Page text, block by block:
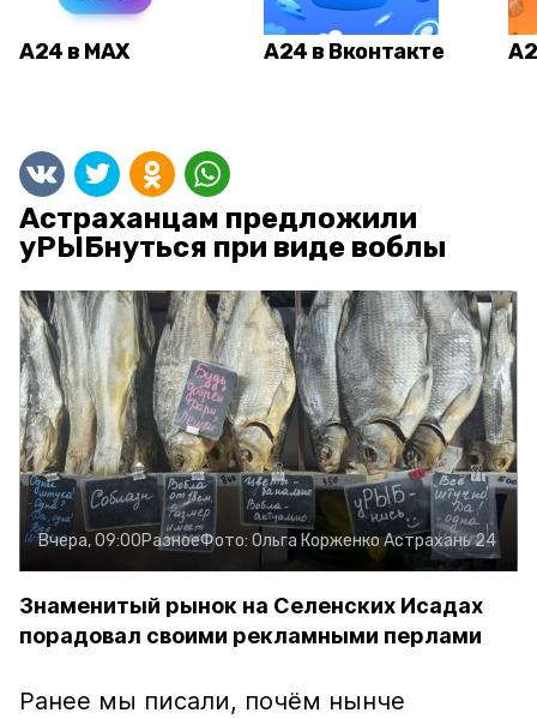
А24 в MAX А24 в Вконтакте
Астраханцам предложили
уРЫБнуться при виде воблы
Вчера, 09:00РазноеФото: Ольга КорженкоАстрахань 24
Знаменитый рынок на Селенских Исадах
порадовал своими рекламными перлами
Ранее мы писали, почём нынче